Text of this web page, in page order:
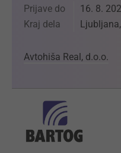
Prijave do 16. 8.
Kraj dela
Avtohiša Real, d.o.o.